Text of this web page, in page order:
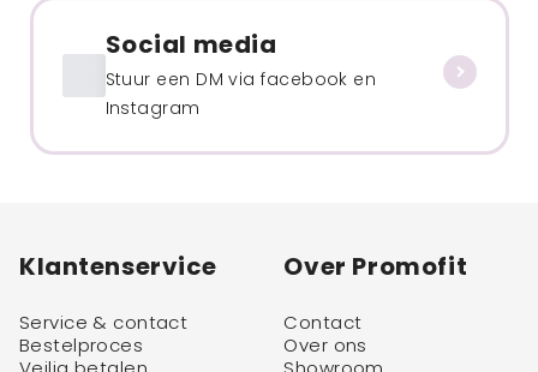
Social media
Stuur een DM via facebook en
Instagram
Klantenservice
Service & contact
Bestelproces
Over Promofit
Contact
Over ons